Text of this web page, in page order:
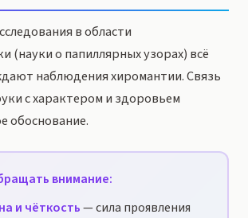
в области
(науки о папиллярных узорах) всё
наблюдения хиромантии. Связь
с характером и здоровьем
обоснование.
внимание:
и чёткость— сила проявления